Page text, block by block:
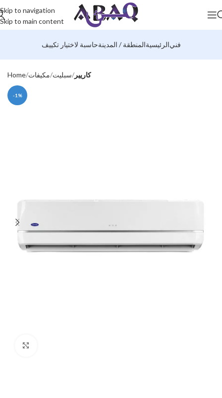
Skip to navigation
Skip to main content
حاسبة لاختيار تكييفالمنطقة / المدينةالرئيسيةفني
Home مكيفات سبليت كاريير
-1%